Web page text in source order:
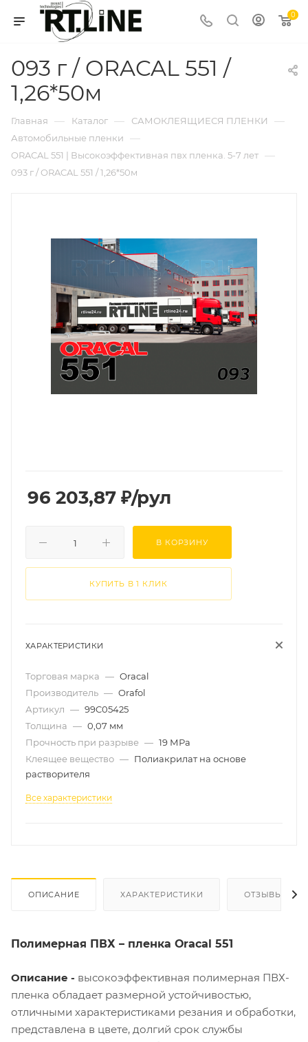
0
093 г / ORACAL 551 /
1,26*50м
Главная — Каталог — САМОКЛЕЯЩИЕСЯ ПЛЕНКИ —
Автомобильные пленки —
ORACAL 551 | Высокоэффективная пвх пленка. 5-7 лет —
093 г / ORACAL 551 / 1,26*50м
96 203,87 ₽/рул
В КОРЗИНУ
КУПИТЬ В 1 КЛИК
ХАРАКТЕРИСТИКИ
Торговая марка — Oracal
Производитель — Orafol
Артикул — 99C05425
Толщина — 0,07 мм
Прочность при разрыве — 19 МРа
Клеящее вещество — Полиакрилат на основе
растворителя
Все характеристики
ОПИСАНИЕ ХАРАКТЕРИСТИКИ ОТЗЫВЫ
Полимерная ПВХ – пленка Oracal 551
Описание - высокоэффективная полимерная ПВХ-
пленка обладает размерной устойчивостью,
отличными характеристиками резания и обработки,
представлена в цвете, долгий срок службы